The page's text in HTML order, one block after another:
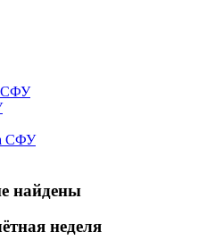
СФУ
СФУ
найдены
неделя